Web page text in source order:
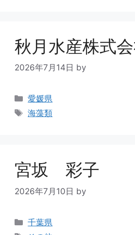
秋月水産株式
2026年7月14日 by
愛媛県
海藻類
宮坂 彩子
2026年7月10日 by
千葉県